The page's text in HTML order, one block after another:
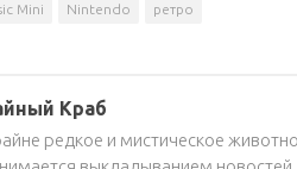
Mini Nintendo ретро
Краб
редкое и мистическое